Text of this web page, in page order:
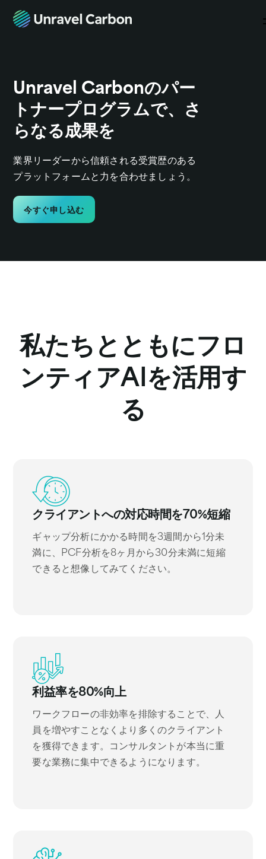
Unravel Carbonのパー
トナープログラムで、さ
らなる成果を
業界リーダーから信頼される受賞歴のある
プラットフォームと力を合わせましょう。
今すぐ申し込む
私たちとともにフロ
ンティアAIを活用す
る
クライアントへの対応時間を70%短縮
ギャップ分析にかかる時間を3週間から1分未
満に、PCF分析を8ヶ月から30分未満に短縮
できると想像してみてください。
利益率を80%向上
ワークフローの非効率を排除することで、人
員を増やすことなくより多くのクライアント
を獲得できます。コンサルタントが本当に重
要な業務に集中できるようになります。